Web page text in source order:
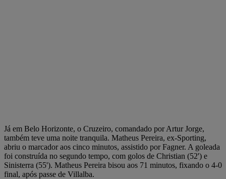
Já em Belo Horizonte, o Cruzeiro, comandado por Artur Jorge,
também teve uma noite tranquila. Matheus Pereira, ex-Sporting,
abriu o marcador aos cinco minutos, assistido por Fagner. A goleada
foi construída no segundo tempo, com golos de Christian (52') e
Sinisterra (55'). Matheus Pereira bisou aos 71 minutos, fixando o 4-0
final, após passe de Villalba.